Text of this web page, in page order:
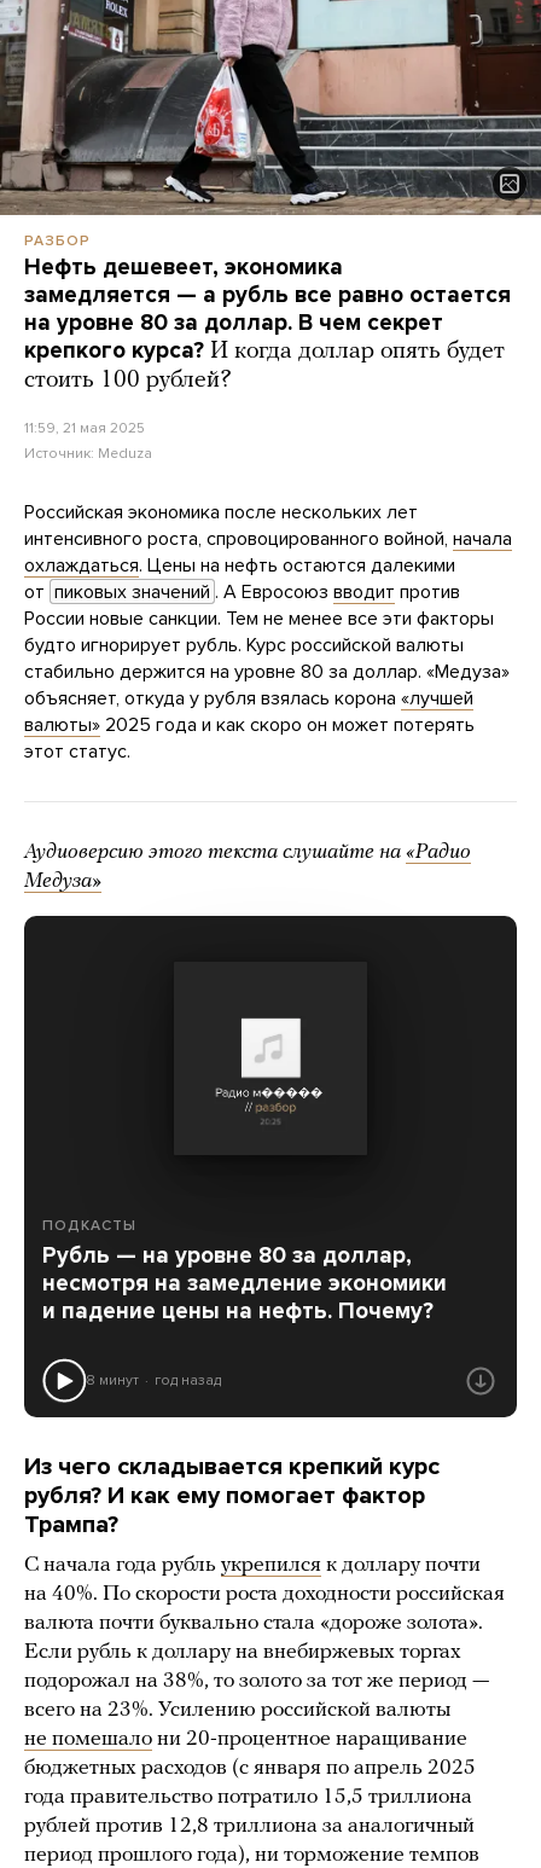
РАЗБОР
Нефть дешевеет, экономика
замедляется — а рубль все равно остается
на уровне 80 за доллар. В чем секрет
крепкого курса? И когда доллар опять будет
стоить 100 рублей?
11:59, 21 мая 2025
Источник: Meduza
Российская экономика после нескольких лет
интенсивного роста, спровоцированного войной, начала
охлаждаться. Цены на нефть остаются далекими
от пиковых значений . А Евросоюз вводит против
России новые санкции. Тем не менее все эти факторы
будто игнорирует рубль. Курс российской валюты
стабильно держится на уровне 80 за доллар. «Медуза»
объясняет, откуда у рубля взялась корона «лучшей
валюты» 2025 года и как скоро он может потерять
этот статус.
Аудиоверсию этого текста слушайте на «Радио
Медуза»
ПОДКАСТЫ
Рубль — на уровне 80 за доллар,
несмотря на замедление экономики
и падение цены на нефть. Почему?
8 минут год назад
Из чего складывается крепкий курс
рубля? И как ему помогает фактор
Трампа?
С начала года рубль укрепился к доллару почти
на 40%. По скорости роста доходности российская
валюта почти буквально стала «дороже золота».
Если рубль к доллару на внебиржевых торгах
подорожал на 38%, то золото за тот же период —
всего на 23%. Усилению российской валюты
не помешало ни 20-процентное наращивание
бюджетных расходов (с января по апрель 2025
года правительство потратило 15,5 триллиона
рублей против 12,8 триллиона за аналогичный
период прошлого года), ни торможение темпов